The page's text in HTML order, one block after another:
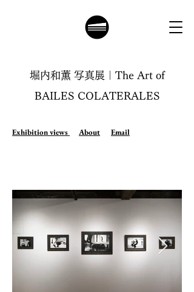
堀内和薫 写真展｜The Art of
BAILES COLATERALES
Exhibition views About Email